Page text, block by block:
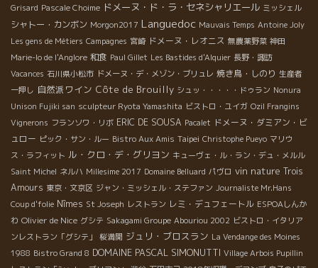
Grisard Pascale Choime ドメーヌ・ド・ラ・セネシャリエール ミッシェル
シャトー・カンボン Morgon2017 Languedoc Mauvais Temps Antoine Joly
Les gens de Métiers Campagnes 宮崎 ドメーヌ・レオニス 無農薬野菜 神田
Marie-lo de l'Anglore 和食 Paul Gillet Les Bastides d'Alquier 長野・諏訪
Vacances 石川県小松市 ドメーヌ・デ・メゾン・ブリュレ 焼き鳥・しのり 生産者
一押し 自然派ワイン Côte de Brouilly シュッ・・・・・ドゥラン Nonura
Unison Fujiki san sculpteur Ryota Yamashita ビストロ・ユイガ Ozil Frangins
Vignerons フランソワ・リボ ERIC DE SOUSA Pacalet ドメーヌ・ダミアン・ビ
ュロー ピック・サン・ルー Bistro Aux Amis Taipei Christophe Pueyo マリウ
ス・ラフィット ル・クロ・デ・グリヨン キューヴェ・ル・ラン・デュ・メルル
Saint Michel ネルハ Millesime 2017 Domaine Belluard パヴロ vin nature Trois
Amours 東京・文京区 ジャン・ミッシェル・ステファン Journaliste Mr.Hans
Coup d'folie Nîmes St Joseph レストラン レミ・デュフェートル ESPOAしんか
わ Olivier de Nice グシテ Sakagami Groupe Abouriou 2002 ビストロ・イタリア
ンレストラン「グシテ」
桜満開 ジュリ・ブロスラン La Vendange des Moines
1988 Bistro Grand 8 DOMAINE PASCAL SIMONUTTI Village Arbois Pupillin